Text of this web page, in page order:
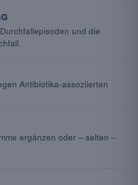
und die
Antibiotika-assoziierten
ergänzen oder – selten –